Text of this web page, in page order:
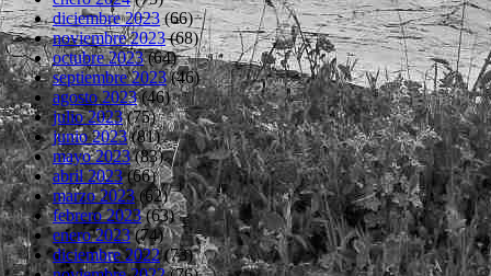
diciembre 2023(66)
noviembre 2023(68)
octubre 2023(64)
septiembre 2023(46)
agosto 2023(46)
julio 2023(75)
junio 2023(81)
mayo 2023(83)
abril 2023(66)
marzo 2023(62)
febrero 2023(63)
enero 2023(74)
diciembre 2022(73)